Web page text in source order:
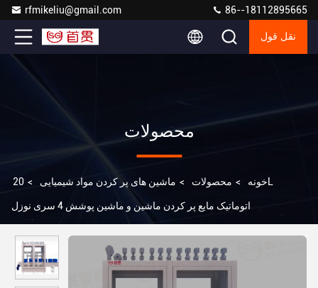
rfmikeliu@gmail.com 86--18112895665
نقل قول
محصولات
خونه > محصولات > ماشین های پر کردن مواد شیمیایی >
20L
اتوماتیک مایع پر کردن ماشین و ماشین پوشش 4 سری نوزل